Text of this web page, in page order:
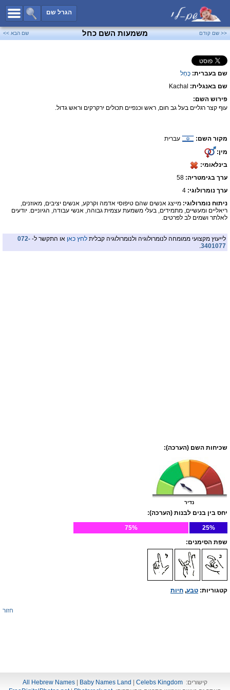
הגרל שם
כל השמות
שמות לבנים
פייסבוק
<< שם קודם משמעות השם כחל שם הבא >>
שם בעברית: כָּחָל
שם באנגלית: Kachal
פירוש השם:
עוף קצר רגליים בעל גב חום, ראש וכנפיים תכולים ירקרקים וראש גדול.
מקור השם:
עברית
מין:
בינלאומי:
ערך בגימטריה:
ערך נומרולוגי: 4
ניתוח נומרולוגי: מייצג אנשים שהם טיפוסי אדמה וקרקע, אנשים יציבים, מאוזנים,
ריאליים ומעשיים, מתמידים, בעלי משמעת עצמית גבוהה, אנשי עבודה, הגיוניים. יודעים
לאלתר ושמים לב לפרטים.
לייעוץ מקצועי ממומחה לנומרולוגיה ולנומרולוגיה קבלית לחץ כאן או התקשר ל- 072-
3401077
.
שכיחות השם (הערכה):
נדיר
יחס בין בנים לבנות (הערכה):
25%
75%
שפת הסימנים:
קטגוריות: טבע, חיות
חזור
קישורים: All Hebrew Names Baby Names Land
Celebs Kingdom